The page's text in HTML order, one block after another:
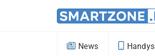
News Handys